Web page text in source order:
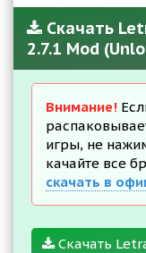
Скачать
2.7.1 Mod
Внимание!
игры, не
качайте все
скачать в
Скачать